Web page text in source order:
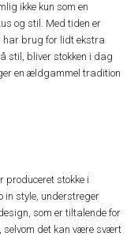
ikke kun som en
og stil. Med tiden er
har brug for lidt ekstra
stil, bliver stokken i dag
en ældgammel tradition
produceret stokke i
in style, understreger
som er tiltalende for
selvom det kan være svært